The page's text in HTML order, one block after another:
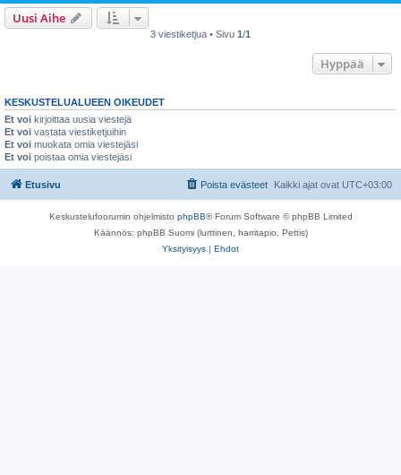
Uusi Aihe
3 viestiketjua • Sivu 1/1
Hyppää
KESKUSTELUALUEEN OIKEUDET
Et voi kirjoittaa uusia viestejä
Et voi vastata viestiketjuihin
Et voi muokata omia viestejäsi
Et voi poistaa omia viestejäsi
Etusivu Kaikki ajat ovat UTC+03:00
Poista evästeet
Keskustelufoorumin ohjelmisto phpBB® Forum Software © phpBB Limited
Käännös: phpBB Suomi (lurttinen, harritapio, Pettis)
Yksityisyys | Ehdot